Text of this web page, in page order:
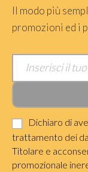
Il modo più
promozioni ed i
Dichiaro di
trattamento dei
Titolare e
promozionale